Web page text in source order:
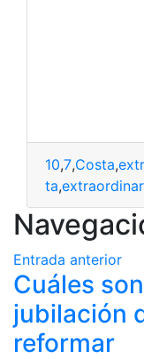
10,7,Costa,
costa,
Entrada anterior
Cuáles
jubilación
reformar